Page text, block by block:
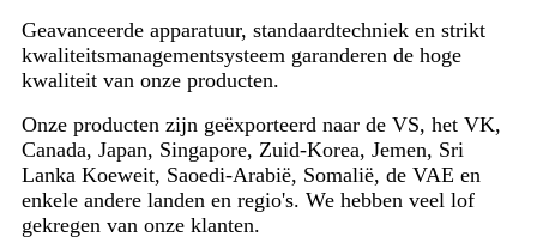
Geavanceerde apparatuur, standaardtechniek en strikt
kwaliteitsmanagementsysteem garanderen de hoge
kwaliteit van onze producten.
Onze producten zijn geëxporteerd naar de VS, het VK,
Canada, Japan, Singapore, Zuid-Korea, Jemen, Sri
Lanka Koeweit, Saoedi-Arabië, Somalië, de VAE en
enkele andere landen en regio's. We hebben veel lof
gekregen van onze klanten.